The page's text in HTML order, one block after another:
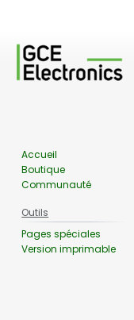
Accueil
Boutique
Communauté
Outils
Pages spéciales
Version imprimable